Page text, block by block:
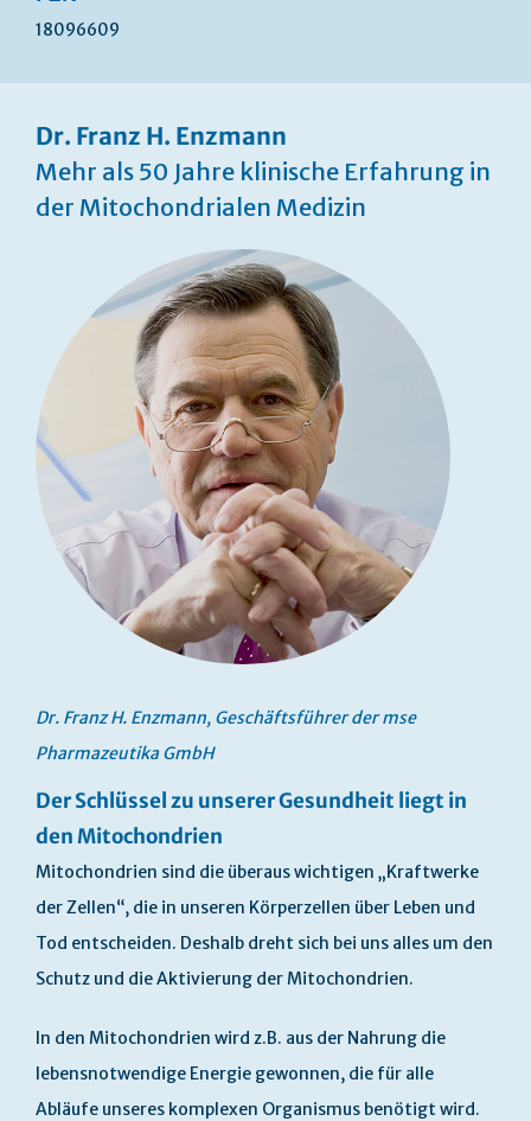
18096609
Dr. Franz H. Enzmann
Mehr als 50 Jahre klinische Erfahrung in
der Mitochondrialen Medizin
Dr. Franz H. Enzmann, Geschäftsführer der mse
Pharmazeutika GmbH
Der Schlüssel zu unserer Gesundheit liegt in
den Mitochondrien
Mitochondrien sind die überaus wichtigen „Kraftwerke
der Zellen“, die in unseren Körperzellen über Leben und
Tod entscheiden. Deshalb dreht sich bei uns alles um den
Schutz und die Aktivierung der Mitochondrien.
In den Mitochondrien wird z.B. aus der Nahrung die
lebensnotwendige Energie gewonnen, die für alle
Abläufe unseres komplexen Organismus benötigt wird.